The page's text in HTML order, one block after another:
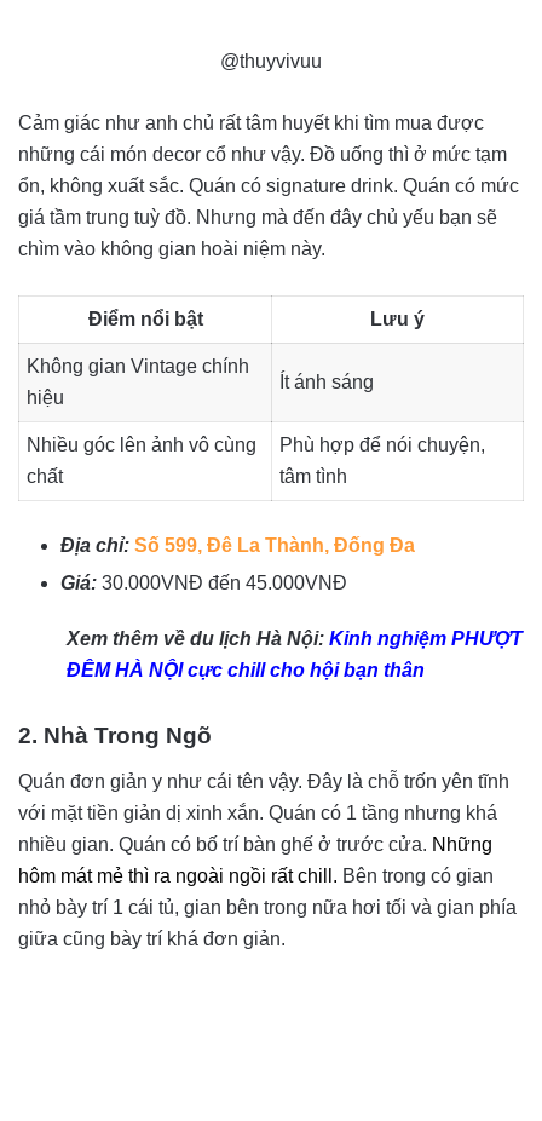
@thuyvivuu
Cảm giác như anh chủ rất tâm huyết khi tìm mua được
những cái món decor cổ như vậy. Đồ uống thì ở mức tạm
ổn, không xuất sắc. Quán có signature drink. Quán có mức
giá tầm trung tuỳ đồ. Nhưng mà đến đây chủ yếu bạn sẽ
chìm vào không gian hoài niệm này.
Điểm nổi bật Lưu ý
Không gian Vintage chính
hiệu
Ít ánh sáng
Nhiều góc lên ảnh vô cùng
chất
Phù hợp để nói chuyện,
tâm tình
Địa chỉ: Số 599, Đê La Thành, Đống Đa
Giá: 30.000VNĐ đến 45.000VNĐ
Xem thêm về du lịch Hà Nội: Kinh nghiệm PHƯỢT
ĐÊM HÀ NỘI cực chill cho hội bạn thân
2. Nhà Trong Ngõ
Quán đơn giản y như cái tên vậy. Đây là chỗ trốn yên tĩnh
với mặt tiền giản dị xinh xắn. Quán có 1 tầng nhưng khá
nhiều gian. Quán có bố trí bàn ghế ở trước cửa. N hững
hôm mát mẻ thì ra ngoài ngồi rất chill. Bên trong có gian
nhỏ bày trí 1 cái tủ, gian bên trong nữa hơi tối và gian phía
giữa cũng bày trí khá đơn giản.